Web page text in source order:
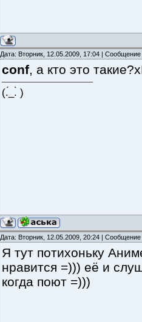
Дата: Вторник, 12.05.2009, 17:04 |
conf, а кто это
(.́_.̀ )
Дата: Вторник, 12.05.2009, 20:24 |
Я тут потихоньку
нравится =))) её и
когда поют =)))